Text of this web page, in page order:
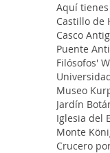
Aquí
Castillo de
Casco
Puente
Filósofos'
Museo
Jardín
Iglesia del
Monte
Crucero